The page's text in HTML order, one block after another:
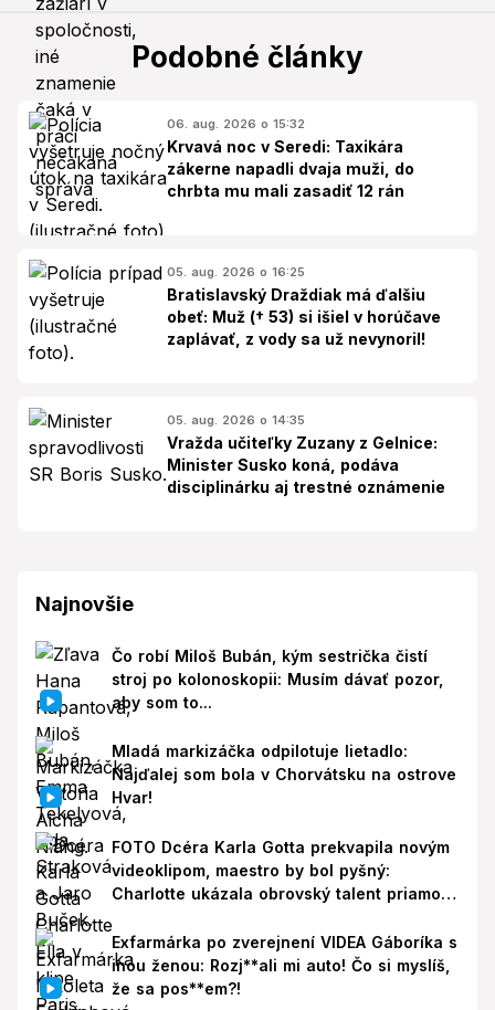
Podobné články
06. aug. 2026 o 15:32
Krvavá noc v Seredi: Taxikára
zákerne napadli dvaja muži, do
chrbta mu mali zasadiť 12 rán
05. aug. 2026 o 16:25
Bratislavský Draždiak má ďalšiu
obeť: Muž († 53) si išiel v horúčave
zaplávať, z vody sa už nevynoril!
05. aug. 2026 o 14:35
Vražda učiteľky Zuzany z Gelnice:
Minister Susko koná, podáva
disciplinárku aj trestné oznámenie
Najnovšie
Čo robí Miloš Bubán, kým sestrička čistí
stroj po kolonoskopii: Musím dávať pozor,
aby som to...
Mladá markizáčka odpilotuje lietadlo:
Najďalej som bola v Chorvátsku na ostrove
Hvar!
FOTO Dcéra Karla Gotta prekvapila novým
videoklipom, maestro by bol pyšný:
Charlotte ukázala obrovský talent priamo v
Exfarmárka po zverejnení VIDEA Gáboríka s
inou ženou: Rozj**ali mi auto! Čo si myslíš,
že sa pos**em?!